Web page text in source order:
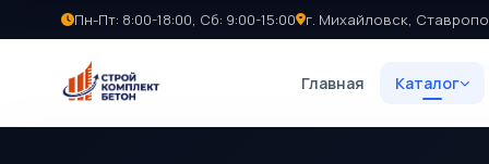
Пн-Пт: 8:00-18:00, Сб: 9:00-15:00 г. Михайловск,
Главная Каталог